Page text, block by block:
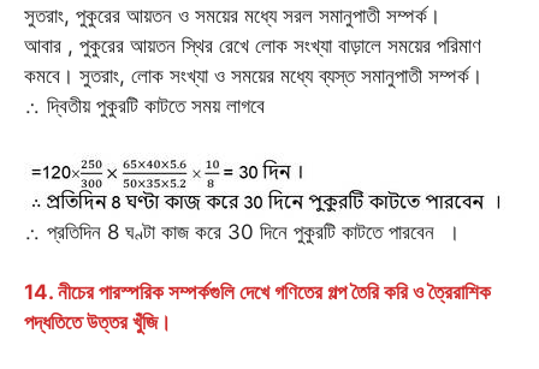
সুতরাং, পুকুরের আয়তন ও সময়ের মধ্যে সরল সমানুপাতী সম্পর্ক।
আবার , পুকুরের আয়তন স্থির রেখে লোক সংখ্যা বাড়ালে সময়ের পরিমাণ
কমবে। সুতরাং, লোক সংখ্যা ও সময়ের মধ্যে ব্যস্ত সমানুপাতী সম্পর্ক।
∴ দ্বিতীয় পুকুরটি কাটতে সময় লাগবে
∴ প্রতিদিন 8 ঘণ্টা কাজ করে 30 দিনে পুকুরটি কাটতে পারবেন ।
14. নীচের পারস্পরিক সম্পর্কগুলি দেখে গণিতের গল্প তৈরি করি ও ত্রৈরাশিক
পদ্ধতিতে উত্তর খুঁজি।